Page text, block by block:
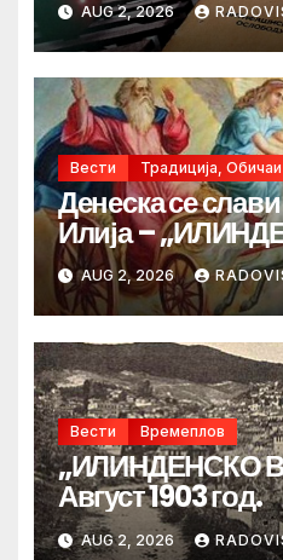
AUG 2, 2026
Вести Традиција,
Денеска се
Илија –
AUG 2, 2026
Вести Времеплов
„ИЛИНДЕНСКО
Август 1903 год.
AUG 2, 2026